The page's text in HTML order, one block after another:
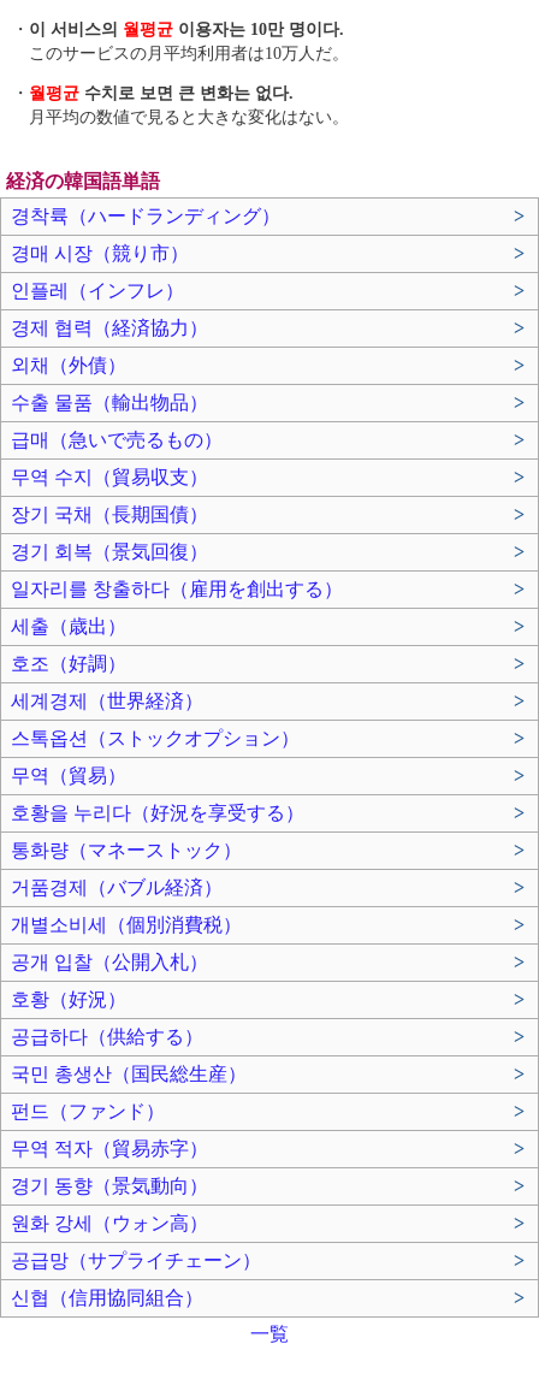
・ 이 서비스의 월평균 이용자는 10만 명이다.
このサービスの月平均利用者は10万人だ。
・ 월평균 수치로 보면 큰 변화는 없다.
月平均の数値で見ると大きな変化はない。
経済の韓国語単語
경착륙（ハードランディング）
>
경매 시장（競り市）
>
인플레（インフレ）
>
경제 협력（経済協力）
>
외채（外債）
>
수출 물품（輸出物品）
>
급매（急いで売るもの）
>
무역 수지（貿易収支）
>
장기 국채（長期国債）
>
경기 회복（景気回復）
>
일자리를 창출하다（雇用を創出する）
>
세출（歳出）
>
호조（好調）
>
세계경제（世界経済）
>
스톡옵션（ストックオプション）
>
무역（貿易）
>
호황을 누리다（好況を享受する）
>
통화량（マネーストック）
>
거품경제（バブル経済）
>
개별소비세（個別消費税）
>
공개 입찰（公開入札）
>
호황（好況）
>
공급하다（供給する）
>
국민 총생산（国民総生産）
>
펀드（ファンド）
>
무역 적자（貿易赤字）
>
경기 동향（景気動向）
>
원화 강세（ウォン高）
>
공급망（サプライチェーン）
>
신협（信用協同組合）
>
一覧